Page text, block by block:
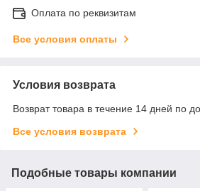
Оплата по реквизитам
Все условия оплаты
Условия возврата
Возврат товара в течение 14 дней по
Все условия возврата
Подобные товары компании